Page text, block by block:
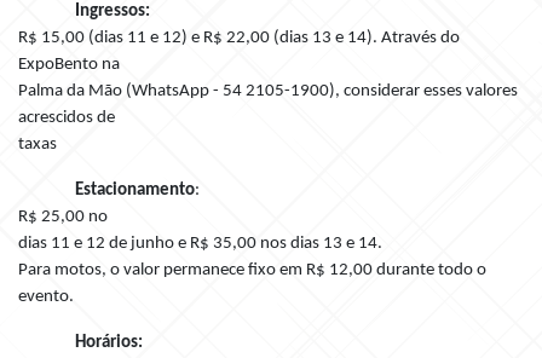
Ingressos:
R$ 15,00 (dias 11 e 12) e R$ 22,00 (dias 13 e 14). Através do
ExpoBento na
Palma da Mão (WhatsApp - 54 2105-1900), considerar esses valores
acrescidos de
taxas
Estacionamento:
R$ 25,00 no
dias 11 e 12 de junho e R$ 35,00 nos dias 13 e 14.
Para motos, o valor permanece fixo em R$ 12,00 durante todo o
evento.
Horários: